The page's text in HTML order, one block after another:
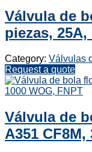
Válvula de
piezas, 25A,
Category: Válvulas
Request a quote
Válvula de
A351 CF8M,